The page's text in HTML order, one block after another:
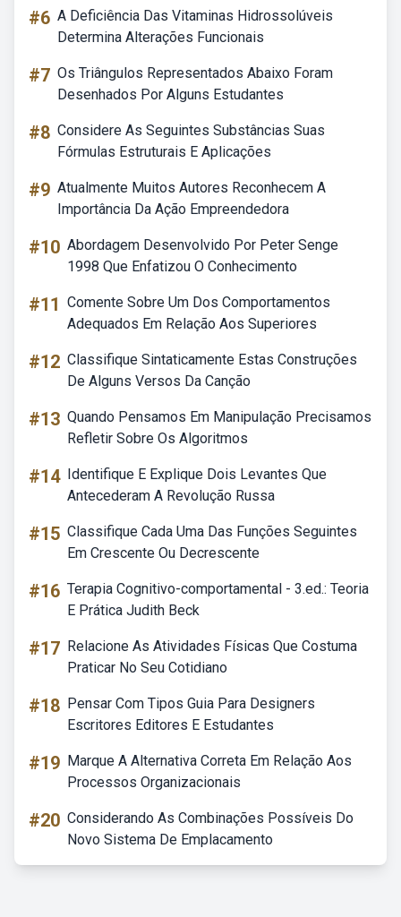
#6 A Deficiência Das Vitaminas Hidrossolúveis
Determina Alterações Funcionais
#7 Os Triângulos Representados Abaixo Foram
Desenhados Por Alguns Estudantes
#8 Considere As Seguintes Substâncias Suas
Fórmulas Estruturais E Aplicações
#9 Atualmente Muitos Autores Reconhecem A
Importância Da Ação Empreendedora
#10 Abordagem Desenvolvido Por Peter Senge
1998 Que Enfatizou O Conhecimento
#11 Comente Sobre Um Dos Comportamentos
Adequados Em Relação Aos Superiores
#12 Classifique Sintaticamente Estas Construções
De Alguns Versos Da Canção
#13 Quando Pensamos Em Manipulação Precisamos
Refletir Sobre Os Algoritmos
#14 Identifique E Explique Dois Levantes Que
Antecederam A Revolução Russa
#15 Classifique Cada Uma Das Funções Seguintes
Em Crescente Ou Decrescente
#16 Terapia Cognitivo-comportamental - 3.ed.: Teoria
E Prática Judith Beck
#17 Relacione As Atividades Físicas Que Costuma
Praticar No Seu Cotidiano
#18 Pensar Com Tipos Guia Para Designers
Escritores Editores E Estudantes
#19 Marque A Alternativa Correta Em Relação Aos
Processos Organizacionais
#20 Considerando As Combinações Possíveis Do
Novo Sistema De Emplacamento